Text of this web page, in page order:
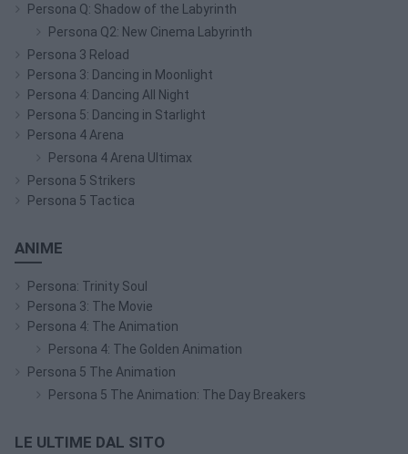
Persona Q: Shadow of the Labyrinth
Persona Q2: New Cinema Labyrinth
Persona 3 Reload
Persona 3: Dancing in Moonlight
Persona 4: Dancing All Night
Persona 5: Dancing in Starlight
Persona 4 Arena
Persona 4 Arena Ultimax
Persona 5 Strikers
Persona 5 Tactica
ANIME
Persona: Trinity Soul
Persona 3: The Movie
Persona 4: The Animation
Persona 4: The Golden Animation
Persona 5 The Animation
Persona 5 The Animation: The Day Breakers
LE ULTIME DAL SITO